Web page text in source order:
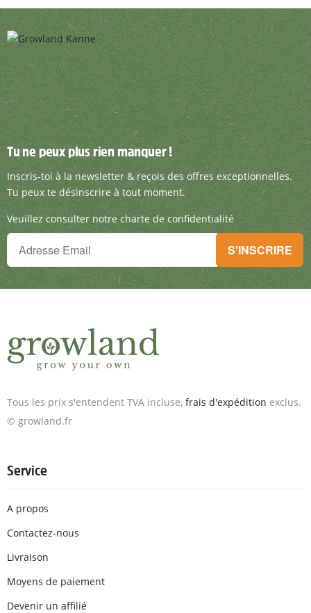
Tu ne peux plus rien manquer !
Inscris-toi à la newsletter & reçois des offres
Tu ne peux plus rien manquer !
Inscris-toi à la newsletter & reçois des offres exceptionnelles.
Tu peux te désinscrire à tout moment.
Veuillez consulter notre charte de confidentialité
Tu ne peux plus rien manquer !
Inscris-toi à la newsletter & reçois des offres exceptionnelles.
S'INSCRIRE
Tous les prix s'entendent TVA incluse, frais d'expédition exclus.
© growland.fr
Service
A propos
Contactez-nous
Livraison
Moyens de paiement
Devenir un affilié